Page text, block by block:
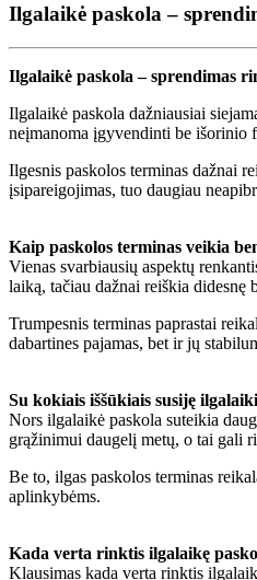
Ilgalaikė paskola –
Ilgalaikė paskola – sprendimas
Ilgalaikė paskola dažniausiai
neįmanoma įgyvendinti be išorinio
Ilgesnis paskolos terminas dažnai
įsipareigojimas, tuo daugiau
Kaip paskolos terminas veikia
Vienas svarbiausių aspektų
laiką, tačiau dažnai reiškia didesnę
Trumpesnis terminas paprastai
dabartines pajamas, bet ir jų
Su kokiais iššūkiais susiję
Nors ilgalaikė paskola suteikia
grąžinimui daugelį metų, o tai gali
Be to, ilgas paskolos terminas
aplinkybėms.
Kada verta rinktis ilgalaikę
Klausimas kada verta rinktis